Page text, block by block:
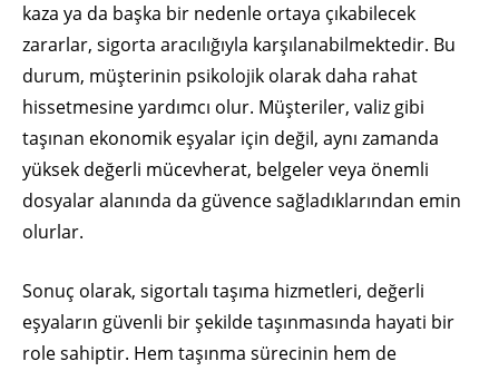
kaza ya da başka bir nedenle ortaya çıkabilecek
zararlar, sigorta aracılığıyla karşılanabilmektedir. Bu
durum, müşterinin psikolojik olarak daha rahat
hissetmesine yardımcı olur. Müşteriler, valiz gibi
taşınan ekonomik eşyalar için değil, aynı zamanda
yüksek değerli mücevherat, belgeler veya önemli
dosyalar alanında da güvence sağladıklarından emin
olurlar.
Sonuç olarak, sigortalı taşıma hizmetleri, değerli
eşyaların güvenli bir şekilde taşınmasında hayati bir
role sahiptir. Hem taşınma sürecinin hem de